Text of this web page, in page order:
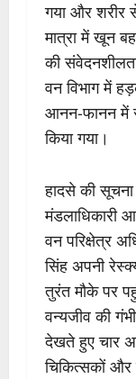
गया और शरीर
मात्रा में खून
की
वन विभाग में
आनन-फानन में
किया गया।
हादसे की
मंडलाधिकारी
वन परिक्षेत्र
सिंह अपनी
तुरंत मौके पर
वन्यजीव की
देखते हुए चार
चिकित्सकों और